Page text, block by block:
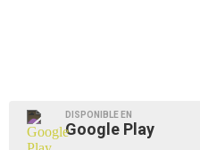
DISPONIBLE EN
Google Play